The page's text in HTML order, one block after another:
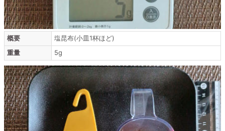
概要
塩昆布(小皿1杯ほど)
重量
5g